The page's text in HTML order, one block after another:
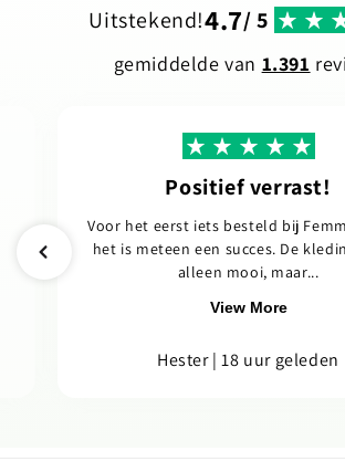
Uitstekend!4.7/ 5
gemiddelde van 1.391
Positief verrast!
Voor het eerst iets besteld bij
het is meteen een succes. De
alleen mooi, maar...
View More
Hester | 18 uur geleden